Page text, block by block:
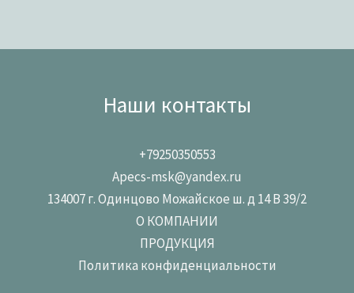
Наши контакты
+79250350553
Apecs-msk@yandex.ru
134007 г. Одинцово Можайское ш. д 14 В 39/2
О КОМПАНИИ
ПРОДУКЦИЯ
Политика конфиденциальности